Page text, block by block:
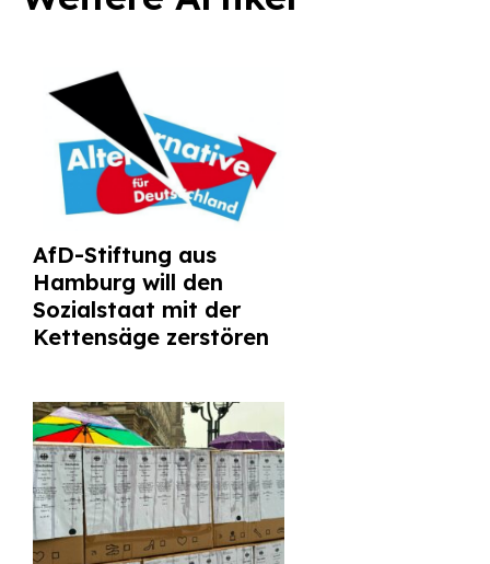
AfD-Stiftung aus
Hamburg will den
Sozialstaat mit der
Kettensäge zerstören